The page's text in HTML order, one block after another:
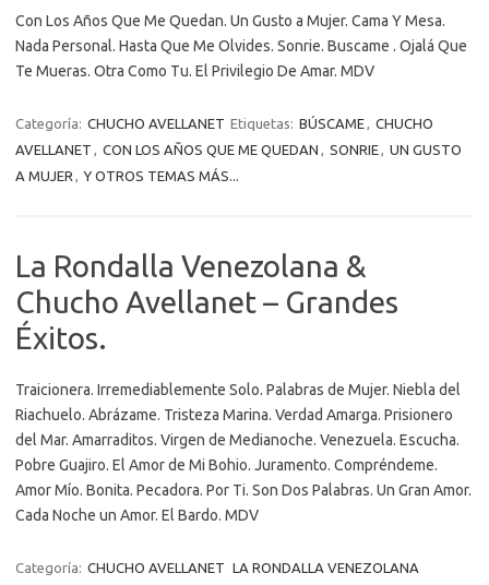
Con Los Años Que Me Quedan. Un Gusto a Mujer. Cama Y Mesa.
Nada Personal. Hasta Que Me Olvides. Sonrie. Buscame . Ojalá Que
Te Mueras. Otra Como Tu. El Privilegio De Amar. MDV
Categoría: CHUCHO AVELLANET Etiquetas: BÚSCAME, CHUCHO
AVELLANET , CON LOS AÑOS QUE ME QUEDAN , SONRIE, UN GUSTO
A MUJER , Y OTROS TEMAS MÁS...
La Rondalla Venezolana &
Chucho Avellanet – Grandes
Éxitos.
Traicionera. Irremediablemente Solo. Palabras de Mujer. Niebla del
Riachuelo. Abrázame. Tristeza Marina. Verdad Amarga. Prisionero
del Mar. Amarraditos. Virgen de Medianoche. Venezuela. Escucha.
Pobre Guajiro. El Amor de Mi Bohio. Juramento. Compréndeme.
Amor Mío. Bonita. Pecadora. Por Ti. Son Dos Palabras. Un Gran Amor.
Cada Noche un Amor. El Bardo. MDV
Categoría: CHUCHO AVELLANET LA RONDALLA VENEZOLANA